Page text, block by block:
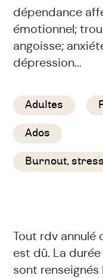
dépendance
émotionnel;
angoisse;
dépression...
Adultes
Ados
Burnout,
Tout rdv annulé
est dû. La
sont